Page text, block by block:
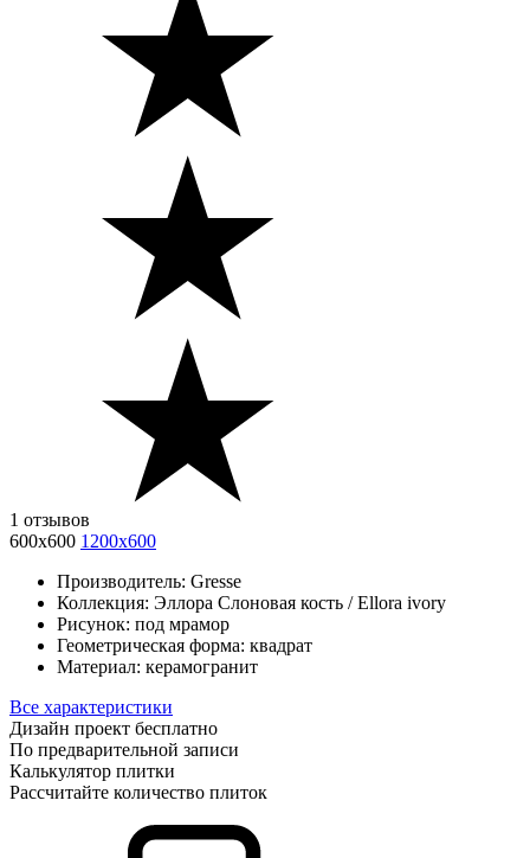
1 отзывов
600х600 1200х600
Производитель: Gresse
Коллекция: Эллора Слоновая кость / Ellora ivory
Рисунок: под мрамор
Геометрическая форма: квадрат
Материал: керамогранит
Все характеристики
Дизайн проект бесплатно
По предварительной записи
Калькулятор плитки
Рассчитайте количество плиток